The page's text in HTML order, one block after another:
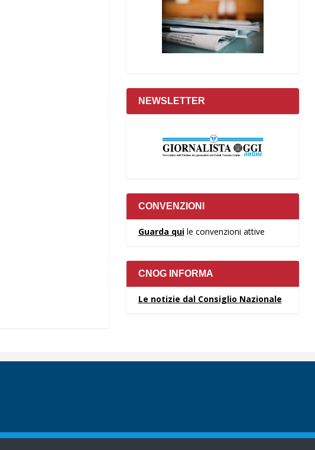
NEWSLETTER
CONVENZIONI
Guarda quile convenzioni attive
CNOG INFORMA
Le notizie dal Consiglio Nazionale